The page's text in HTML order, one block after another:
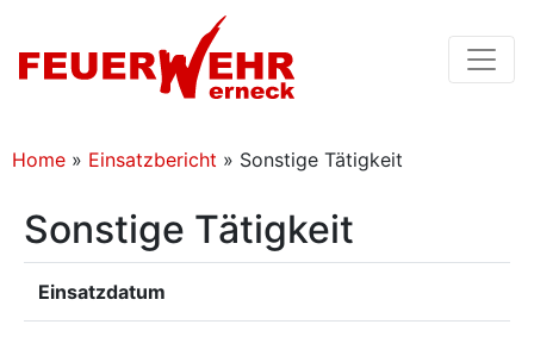
Home » Einsatzbericht » Sonstige Tätigkeit
Sonstige Tätigkeit
Einsatzdatum